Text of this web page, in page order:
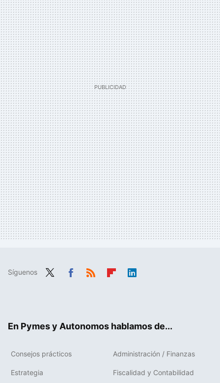
Síguenos
En Pymes y Autonomos hablamos de...
Consejos prácticos Administración / Finanzas
Estrategia Fiscalidad y Contabilidad